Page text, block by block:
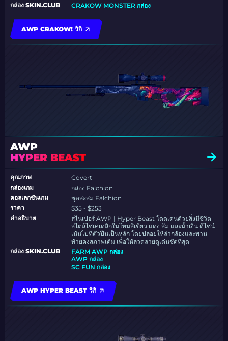
กล่อง SKIN.CLUB
CRAKOW MONSTER กล่อง
AWP CRAKOW! วิกิ
AWP
HYPER BEAST
คุณภาพ
Covert
กล่องเกม
กล่อง Falchion
คอลเลกชันเกม
ชุดสะสม Falchion
ราคา
$35 - $253
คำอธิบาย
สไนเปอร์ AWP | Hyper Beast โดดเด่นด้วยสิ่งมีชีวิต
สไตล์ไซเคเดลิกในโทนสีเขียว แดง ส้ม และน้ำเงิน ดีไซน์
เน้นไปที่ตัวปืนเป็นหลัก โดยปล่อยให้ลำกล้องและพาน
ท้ายคงสภาพเดิม เพื่อให้ลวดลายดูเด่นชัดที่สุด
กล่อง SKIN.CLUB
FARM AWP กล่อง
AWP กล่อง
SC FUN กล่อง
AWP HYPER BEAST วิกิ